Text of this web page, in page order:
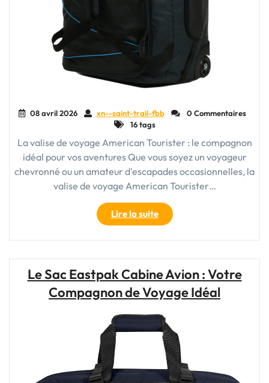
08 avril 2026 xn--saint-trail-fbb
0 Commentaires
16 tags
La valise de voyage American Tourister : le compagnon
idéal pour vos aventures Que vous soyez un voyageur
chevronné ou un amateur d'escapades occasionnelles, la
valise de voyage American Tourister…
Lire la suite"Découvrez
la
qualité
la
valise
voyage
American
Tourister"
Le Sac Eastpak Cabine Avion : Votre
Compagnon de Voyage Idéal